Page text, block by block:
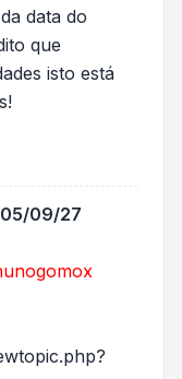
data do
que
isto está
09/27